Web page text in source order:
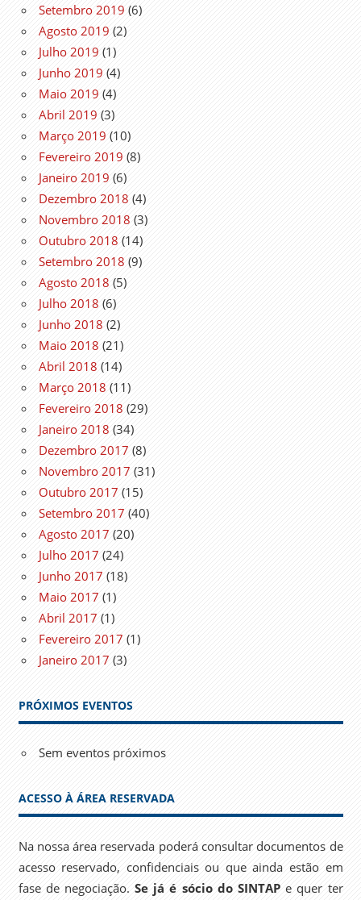
Setembro 2019 (6)
Agosto 2019 (2)
Julho 2019 (1)
Junho 2019 (4)
Maio 2019 (4)
Abril 2019 (3)
Março 2019 (10)
Fevereiro 2019 (8)
Janeiro 2019 (6)
Dezembro 2018 (4)
Novembro 2018 (3)
Outubro 2018 (14)
Setembro 2018 (9)
Agosto 2018 (5)
Julho 2018 (6)
Junho 2018 (2)
Maio 2018 (21)
Abril 2018 (14)
Março 2018 (11)
Fevereiro 2018 (29)
Janeiro 2018 (34)
Dezembro 2017 (8)
Novembro 2017 (31)
Outubro 2017 (15)
Setembro 2017 (40)
Agosto 2017 (20)
Julho 2017 (24)
Junho 2017 (18)
Maio 2017 (1)
Abril 2017 (1)
Fevereiro 2017 (1)
Janeiro 2017 (3)
PRÓXIMOS EVENTOS
Sem eventos próximos
ACESSO À ÁREA RESERVADA
Na nossa área reservada poderá consultar documentos de
acesso reservado, confidenciais ou que ainda estão em
fase de negociação.Se já é sócio do SINTAPe quer ter